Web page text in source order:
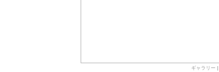
ギャラリー